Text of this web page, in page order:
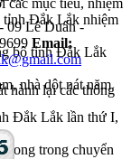
các mục tiêu, nhiệm
Đắk Lắk nhiệm
bộ tỉnh Đắk Lắk
nhà dột nát năm
Đắk Lắk lần thứ I,
trong chuyển
09 Lê Duẩn -
Email:
hành lại các thông